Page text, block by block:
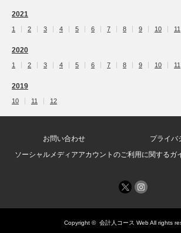
2021
1 2 3 4 5 6 7 8 9 10 11
2020
1 2 3 4 5 6 7 8 9 10 11
2019
10 11 12
お問い合わせ
プライバ
ソーシャルメディアアカウントのご利用に関するガ
Copyright © 会計人コース WebAll rights